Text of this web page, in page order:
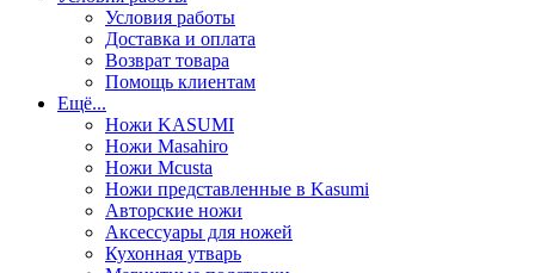
Условия работы
Доставка и оплата
Возврат товара
Помощь клиентам
Ещё...
Ножи KASUMI
Ножи Masahiro
Ножи Mcusta
Ножи представленные в Kasumi
Авторские ножи
Аксессуары для ножей
Кухонная утварь